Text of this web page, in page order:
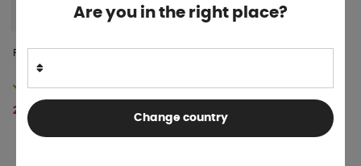
Fästhake Fast Fönster
Finns i lager
264 kr KÖP!
Are you in the right place?
Change country